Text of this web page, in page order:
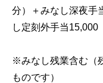
分）＋みなし深夜手
し定刻外手当15,000
※みなし残業含む（
ものです）